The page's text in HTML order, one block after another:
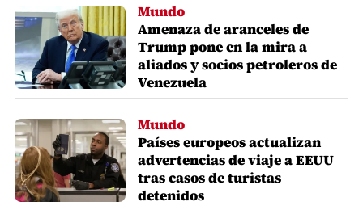
Mundo
Amenaza de aranceles de
Trump pone en la mira a
aliados y socios petroleros de
Venezuela
Mundo
Países europeos actualizan
advertencias de viaje a EEUU
tras casos de turistas
detenidos